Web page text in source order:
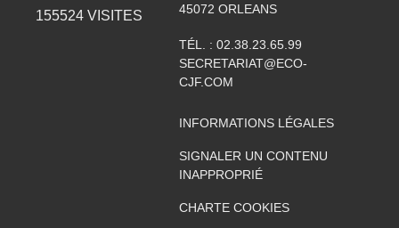
155524 VISITES
45072 ORLEANS
TÉL. : 02.38.23.65.99
SECRETARIAT@ECO-
CJF.COM
INFORMATIONS LÉGALES
SIGNALER UN CONTENU
INAPPROPRIÉ
CHARTE COOKIES